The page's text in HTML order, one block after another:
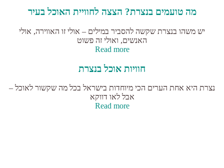
מה טועמים בנצרת? הצצה לחוויית האוכל בעיר
יש משהו בנצרת שקשה להסביר במילים – אולי זו האווירה, אולי
האנשים, ואולי זה פשוט
Read more
חוויות אוכל בנצרת
נצרת היא אחת הערים הכי מיוחדות בישראל בכל מה שקשור לאוכל –
אבל לאו דווקא
Read more